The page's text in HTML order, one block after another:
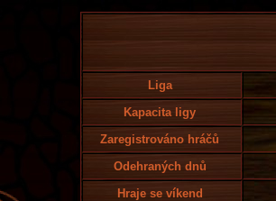
Liga
Kapacita ligy
Zaregistrováno hráčů
Odehraných dnů
Hraje se víkend